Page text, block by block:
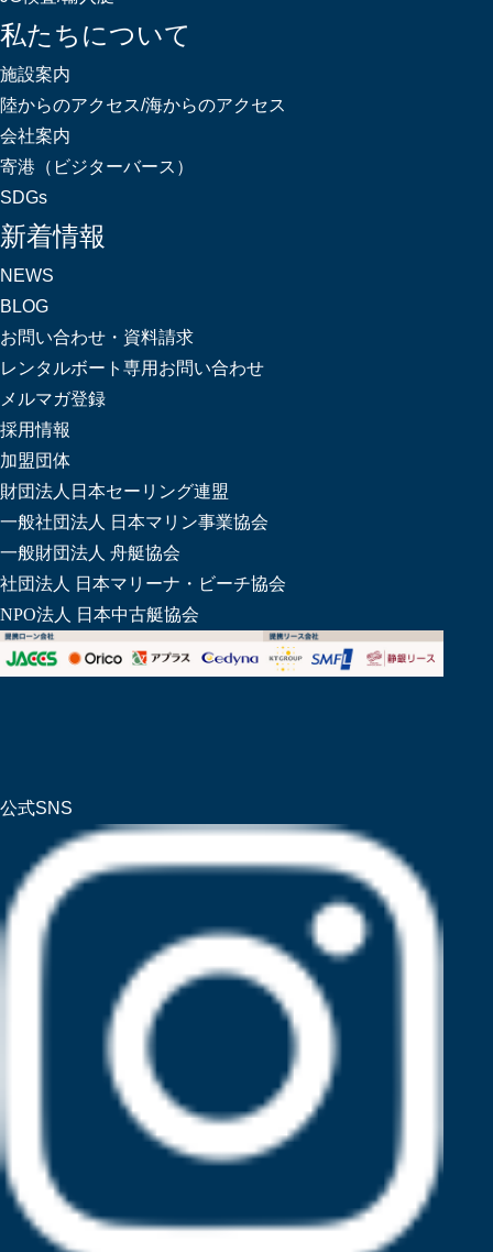
私たちについて
施設案内
陸からのアクセス/海からのアクセス
会社案内
寄港（ビジターバース）
SDGs
新着情報
NEWS
BLOG
お問い合わせ・資料請求
レンタルボート専用お問い合わせ
メルマガ登録
採用情報
加盟団体
財団法人日本セーリング連盟
一般社団法人 日本マリン事業協会
一般財団法人 舟艇協会
社団法人 日本マリーナ・ビーチ協会
NPO法人 日本中古艇協会
公式SNS